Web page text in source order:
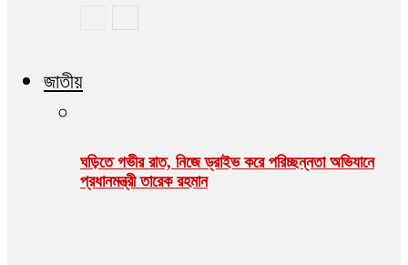
জাতীয়
ঘড়িতে গভীর রাত, নিজে ড্রাইভ করে পরিচ্ছন্নতা অভিযানে
প্রধানমন্ত্রী তারেক রহমান